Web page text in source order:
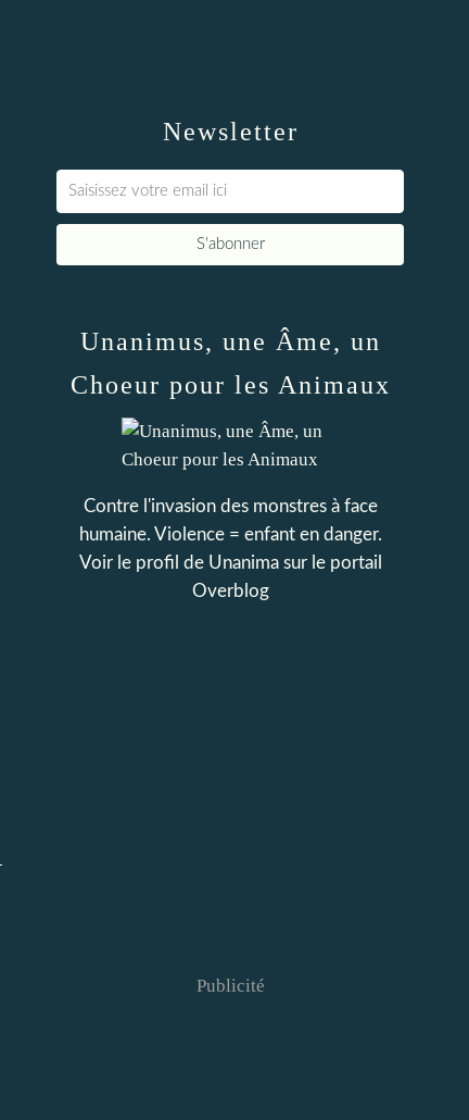
Newsletter
Unanimus, une Âme, un
Choeur pour les Animaux
Contre l'invasion des monstres à face
humaine. Violence = enfant en danger.
Voir le profil de Unanimasur le portail
Overblog
Publicité